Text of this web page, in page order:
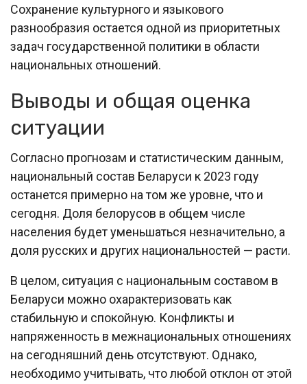
Сохранение культурного и языкового
разнообразия остается одной из приоритетных
задач государственной политики в области
национальных отношений.
Выводы и общая оценка
ситуации
Согласно прогнозам и статистическим данным,
национальный состав Беларуси к 2023 году
останется примерно на том же уровне, что и
сегодня. Доля белорусов в общем числе
населения будет уменьшаться незначительно, а
доля русских и других национальностей — расти.
В целом, ситуация с национальным составом в
Беларуси можно охарактеризовать как
стабильную и спокойную. Конфликты и
напряженность в межнациональных отношениях
на сегодняшний день отсутствуют. Однако,
необходимо учитывать, что любой отклон от этой